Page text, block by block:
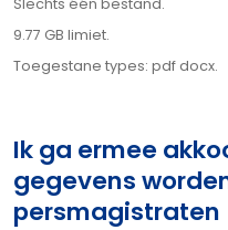
Slechts één bestand.
9.77 GB limiet.
Toegestane types: pdf docx.
Ik ga ermee
gegevens
persmagistraten